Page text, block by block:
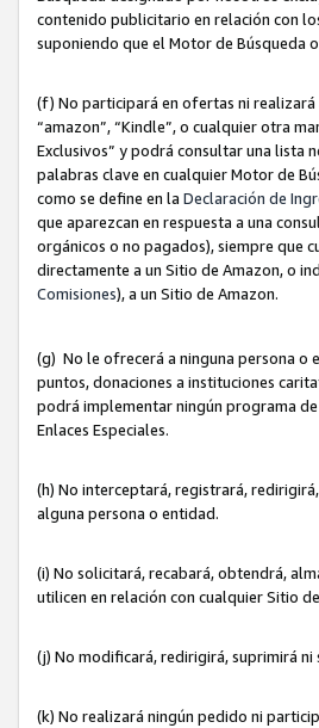
contenido publicitario en relación con
suponiendo que el Motor de Búsqueda
(f) No participará en ofertas ni
“amazon”, “Kindle”, o cualquier otra
Exclusivos” y podrá consultar una lista
palabras clave en cualquier Motor de
como se define en la Declaración de
que aparezcan en respuesta a una
orgánicos o no pagados), siempre que
directamente a un Sitio de Amazon, o
Comisiones), a un Sitio de Amazon.
(g) No le ofrecerá a ninguna persona o
puntos, donaciones a instituciones
podrá implementar ningún programa
Enlaces Especiales.
(h) No interceptará, registrará,
alguna persona o entidad.
(i) No solicitará, recabará, obtendrá,
utilicen en relación con cualquier Sitio
(j) No modificará, redirigirá, suprimirá
(k) No realizará ningún pedido ni